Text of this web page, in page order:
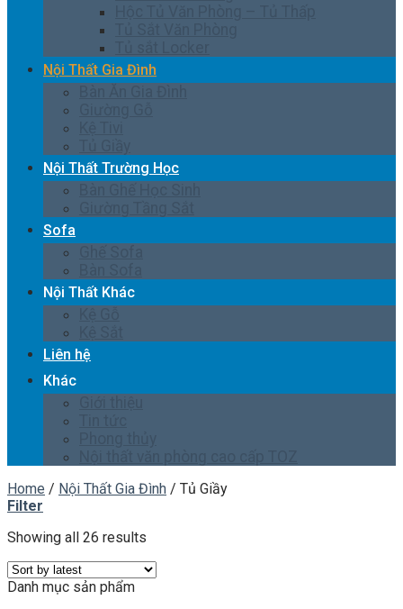
Nội Thất Gia Đình
Nội Thất Trường Học
Sofa
Nội Thất Khác
Liên hệ
Khác
Home / Nội Thất Gia Đình / Tủ Giầy
Filter
Showing all 26 results
Danh mục sản phẩm